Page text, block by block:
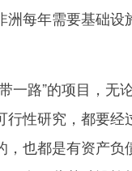
洲每年需要基础
路”的项目，无
行性研究，都要
，也都是有资产